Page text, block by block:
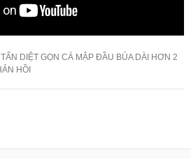
DIỆT GỌN CÁ MẬP ĐẦU BÚA DÀI HƠN 2
HỒI